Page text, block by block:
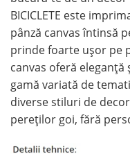
BICICLETE este
pânză canvas întinsă
prinde foarte ușor pe
canvas oferă
gamă variată de
diverse stiluri de
pereților goi, fără